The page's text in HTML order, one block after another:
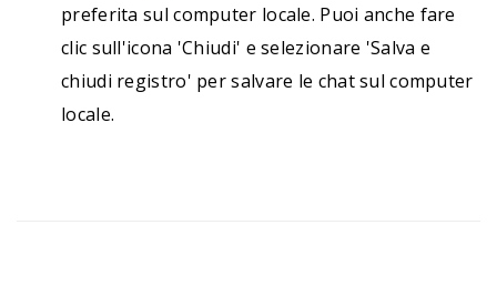
preferita sul computer locale. Puoi anche fare
clic sull'icona 'Chiudi' e selezionare 'Salva e
chiudi registro' per salvare le chat sul computer
locale.